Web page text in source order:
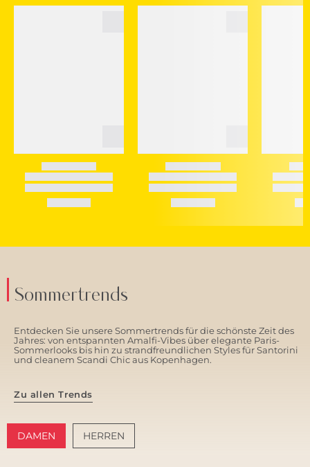
Sommertrends
Entdecken Sie unsere Sommertrends für die schönste Zeit des
Jahres: von entspannten Amalfi-Vibes über elegante Paris-
Sommerlooks bis hin zu strandfreundlichen Styles für Santorini
und cleanem Scandi Chic aus Kopenhagen.
Zu allen Trends
DAMEN HERREN